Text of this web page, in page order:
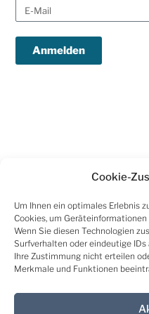
Cookie-
Um Ihnen ein optimales Erlebnis
Cookies, um
Wenn Sie diesen Technologien
Surfverhalten oder eindeutige
Ihre Zustimmung nicht erteilen
Merkmale und Funktionen
Anmelden
klimaneutrale Stadt.